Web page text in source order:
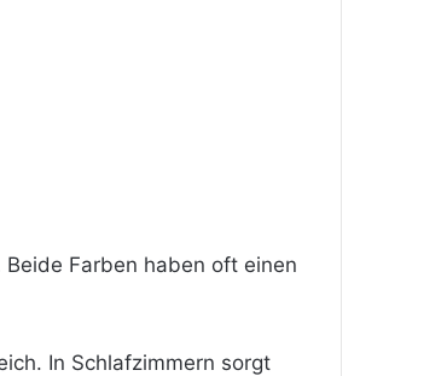
Farben haben oft einen
In Schlafzimmern sorgt